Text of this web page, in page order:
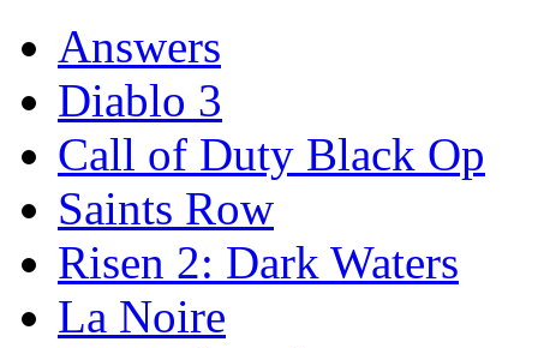
Answers
Diablo 3
Call of Duty Black Op
Saints Row
Risen 2: Dark Waters
La Noire